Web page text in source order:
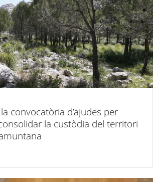
convocatòria d’ajudes per
la custòdia del territori